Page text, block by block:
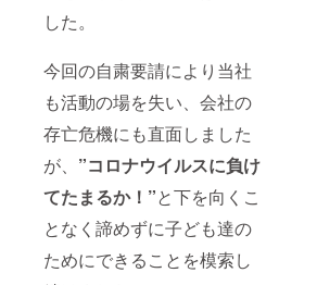
した。
今回の自粛要請により当社
も活動の場を失い、会社の
存亡危機にも直面しました
が、 ”コロナウイルスに負け
てたまるか！”と下を向くこ
となく諦めずに子ども達の
ためにできることを模索し